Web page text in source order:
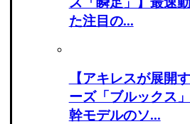
た注目の...
【アキレスが展開
ーズ「ブルックス
幹モデルのソ...